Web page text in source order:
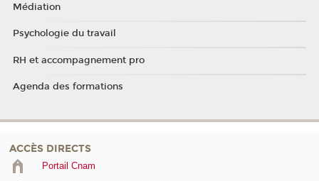
Médiation
Psychologie du travail
RH et accompagnement pro
Agenda des formations
ACCÈS DIRECTS
Portail Cnam